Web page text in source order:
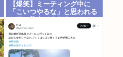
【爆笑】ミーティング中に
「こいつやるな」と思われる
www